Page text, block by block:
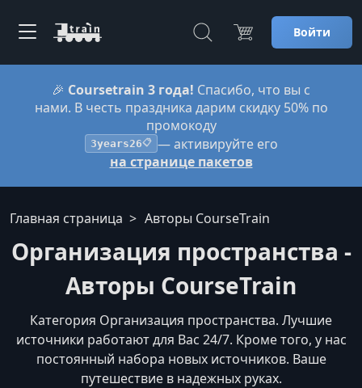
Войти
🎉 Coursetrain 3 года! Спасибо, что вы с
нами. В честь праздника дарим скидку 50% по
промокоду
3years26📋 — активируйте его
на странице пакетов
Главная страница Авторы CourseTrain
Организация пространства -
Авторы CourseTrain
Категория Организация пространства. Лучшие
источники работают для Вас 24/7. Кроме того, у нас
постоянный набора новых источников. Ваше
путешествие в надежных руках.